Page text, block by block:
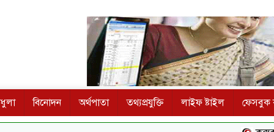
বিনোদন অর্থপাতা তথ্যপ্রযুক্তি লাইফ ষ্টাইল ফেসবুক